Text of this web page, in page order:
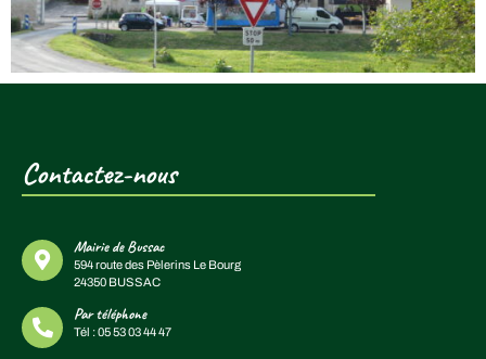
Contactez-nous
Mairie de Bussac
594 route des Pèlerins Le Bourg
24350 BUSSAC
Par téléphone
Tél :05 53 03 44 47